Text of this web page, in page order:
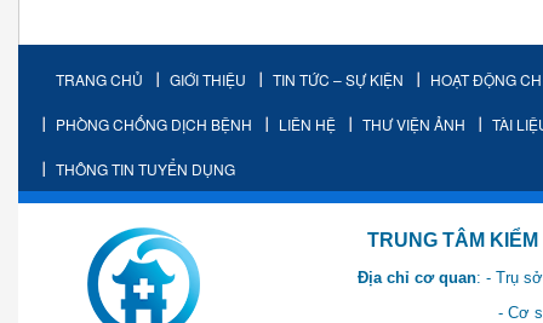
TRANG CHỦ GIỚI THIỆU TIN TỨC – SỰ KIỆN HOẠT ĐỘNG
PHÒNG CHỐNG DỊCH BỆNH LIÊN HỆ THƯ VIỆN ẢNH TÀI
THÔNG TIN TUYỂN DỤNG
TRUNG TÂM KIỂM SOÁT
Địa chỉ cơ quan: - Trụ
- Cơ sở 2: Khu Hành